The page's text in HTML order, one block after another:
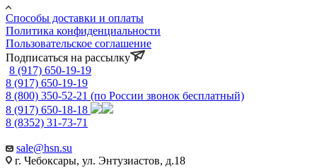
Способы доставки и оплаты
Политика конфиденциальности
Пользовательское соглашение
Подписаться на рассылку
8 (917) 650-19-19
8 (917) 650-19-19
8 (800) 350-52-21 (по России звонок бесплатный)
8 (917) 650-18-18
8 (8352) 31-73-71
sale@hsn.su
г. Чебоксары, ул. Энтузиастов, д.18